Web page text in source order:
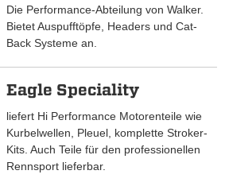
Die Performance-Abteilung von Walker.
Bietet Auspufftöpfe, Headers und Cat-
Back Systeme an.
Eagle Speciality
liefert Hi Performance Motorenteile wie
Kurbelwellen, Pleuel, komplette Stroker-
Kits. Auch Teile für den professionellen
Rennsport lieferbar.